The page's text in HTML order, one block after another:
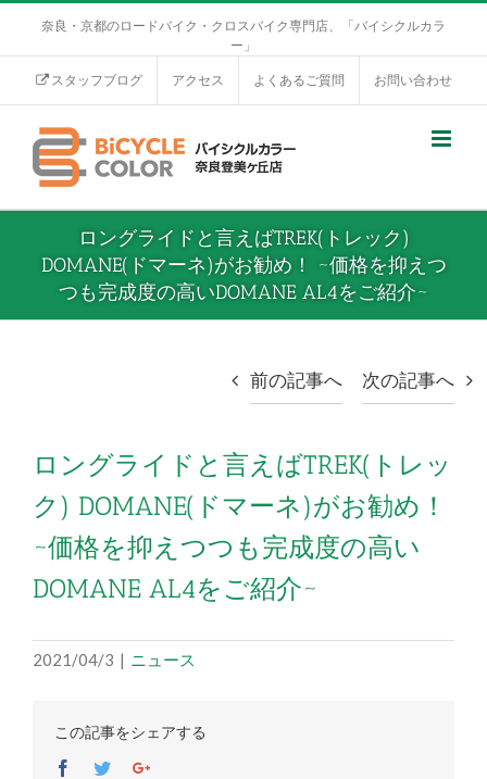
奈良・京都のロードバイク・クロスバイク専門店、「バイシクルカラ
ー」
スタッフブログ アクセス よくあるご質問 お問い合わせ
ロングライドと言えばTREK(トレック)
DOMANE(ドマーネ)がお勧め！ ~価格を抑えつ
つも完成度の高いDOMANE AL4をご紹介~
前の記事へ 次の記事へ
ロングライドと言えばTREK(トレッ
ク) DOMANE(ドマーネ)がお勧め！
~価格を抑えつつも完成度の高い
DOMANE AL4をご紹介~
2021/04/3 | ニュース
この記事をシェアする
Facebook
TwitterGoogle+